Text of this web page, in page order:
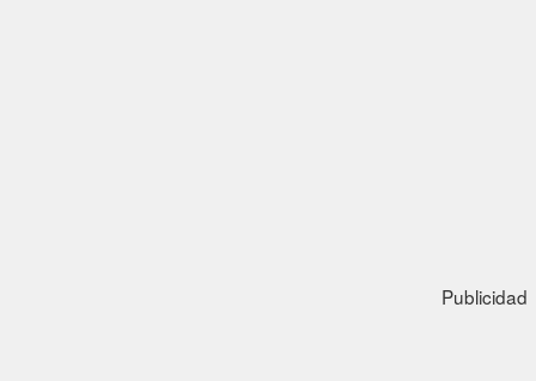
Publicidad